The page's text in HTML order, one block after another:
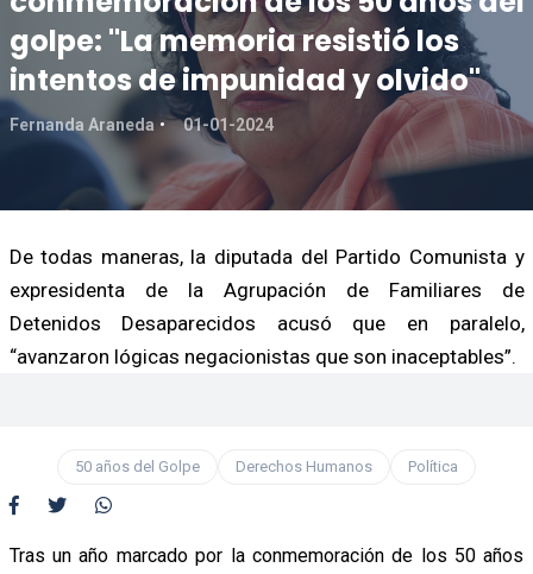
golpe: "La memoria resistió los
intentos de impunidad y olvido"
Fernanda Araneda 01-01-2024
De todas maneras, la diputada del Partido Comunista y
expresidenta de la Agrupación de Familiares de
Detenidos Desaparecidos acusó que en paralelo,
“avanzaron lógicas negacionistas que son inaceptables”.
50 años del Golpe Derechos Humanos Política
Tras un año marcado por la conmemoración de los 50 años